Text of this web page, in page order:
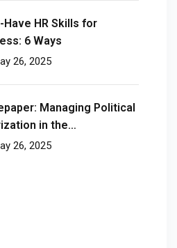
Have HR Skills for
6 Ways
26, 2025
Managing Political
in the
26, 2025